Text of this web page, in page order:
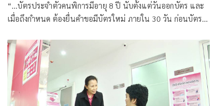
“…บัตรประจำตัวคนพิการมีอายุ 8 ปี นับตั้งแต่วันออกบัตร และ
เมื่อถึงกำหนด ต้องยื่นคำขอมีบัตรใหม่ ภายใน 30 วัน ก่อนบัตร